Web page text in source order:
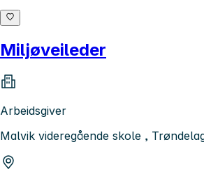
Miljøveileder
Arbeidsgiver
Malvik videregående skole ,